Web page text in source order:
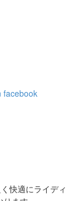
facebook
適にライデ